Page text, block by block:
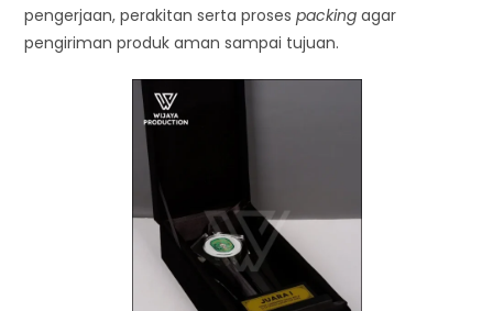
pengerjaan, perakitan serta prosespacking agar
pengiriman produk aman sampai tujuan.